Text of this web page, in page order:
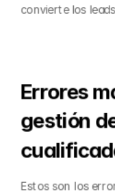
convierte los
Errores
gestión
Estos son los